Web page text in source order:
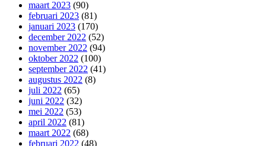
maart 2023 (90)
februari 2023 (81)
januari 2023 (170)
december 2022 (52)
november 2022 (94)
oktober 2022 (100)
september 2022 (41)
augustus 2022 (8)
juli 2022 (65)
juni 2022 (32)
mei 2022 (53)
april 2022 (81)
maart 2022 (68)
februari 2022 (48)